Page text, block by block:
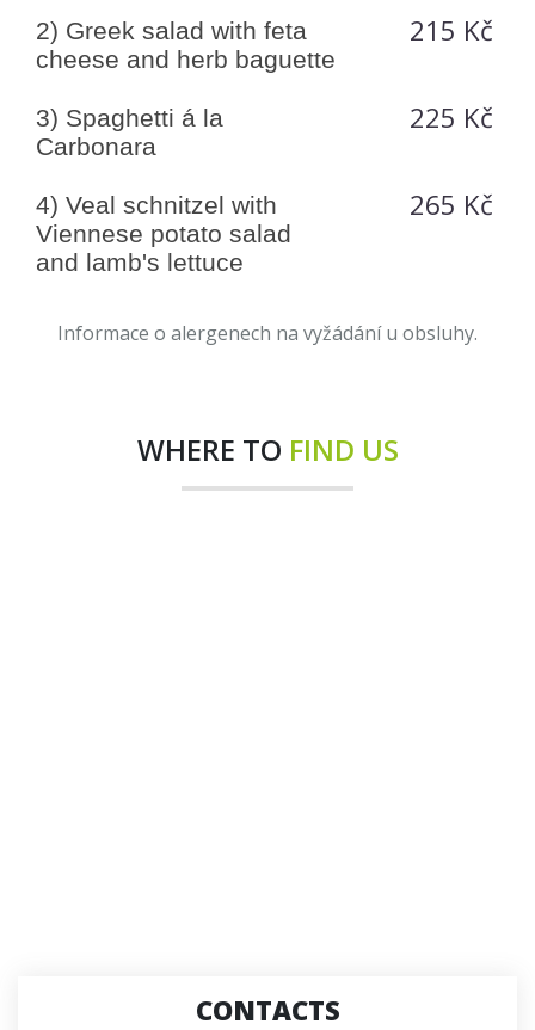
2) Greek salad with feta
cheese and herb baguette
215 Kč
3) Spaghetti á la
Carbonara
225 Kč
4) Veal schnitzel with
Viennese potato salad
and lamb's lettuce
265 Kč
Informace o alergenech na vyžádání u obsluhy.
WHERE TO FIND US
CONTACTS